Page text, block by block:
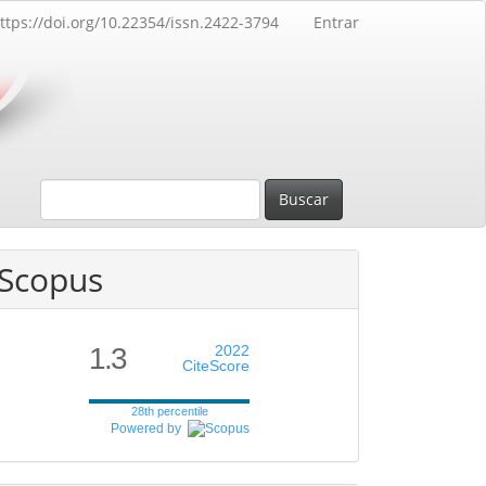
doi.org/10.22354/issn.2422-3794 Entrar
Buscar
1.3
2022
CiteScore
28th percentile
Powered by